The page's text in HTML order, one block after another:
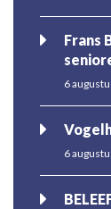
Frans
6
6